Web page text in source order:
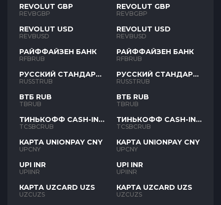
REVOLUT GBP
REVBGBP
REVOLUT USD
REVBUSD
РАЙФФАЙЗЕН БАНК
RFBRUB
РУССКИЙ СТАНДАРТ
RUB
RUSSTRUB
ВТБ RUB
TBRUB
ТИНЬКОФФ CASH-IN
RUB
TCSBCRUB
КАРТА UNIONPAY CNY
UPCNY
UPI INR
UPIINR
КАРТА UZCARD UZS
UZCUZS
REVOLUT GBP
REVBGBP
REVOLUT USD
REVBUSD
РАЙФФАЙЗЕН БАНК
RFBRUB
РУССКИЙ СТАНДАРТ
RUB
RUSSTRUB
ВТБ RUB
TBRUB
ТИНЬКОФФ CASH-IN
RUB
TCSBCRUB
КАРТА UNIONPAY CNY
UPCNY
UPI INR
UPIINR
КАРТА UZCARD UZS
UZCUZS